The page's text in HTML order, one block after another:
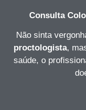
Consulta
Não sinta
proctologista,
saúde, o